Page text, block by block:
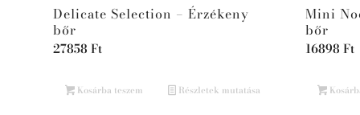
Delicate Selection – Érzékeny
bőr
27858 Ft
Kosárba teszem Részletek mutatása
Mini
bőr
16898Ft